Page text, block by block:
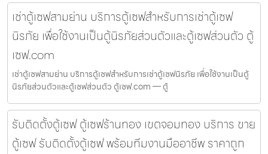
เช่าตู้เซฟสามย่าน บริการตู้เซฟสำหรับการเช่าตู้เซฟ
นิรภัย เพื่อใช้งานเป็นตู้นิรภัยส่วนตัวและตู้เซฟส่วนตัว ตู้
เซฟ.com
เช่าตู้เซฟสามย่าน บริการตู้เซฟสำหรับการเช่าตู้เซฟนิรภัย เพื่อใช้งานเป็นตู้
นิรภัยส่วนตัวและตู้เซฟส่วนตัว ตู้เซฟ.com — ตู้
รับติดตั้งตู้เซฟ ตู้เซฟร้านทอง เขตจอมทอง บริการ ขาย
ตู้เซฟ รับติดตั้งตู้เซฟ พร้อมทีมงานมืออาชีพ ราคาถูก